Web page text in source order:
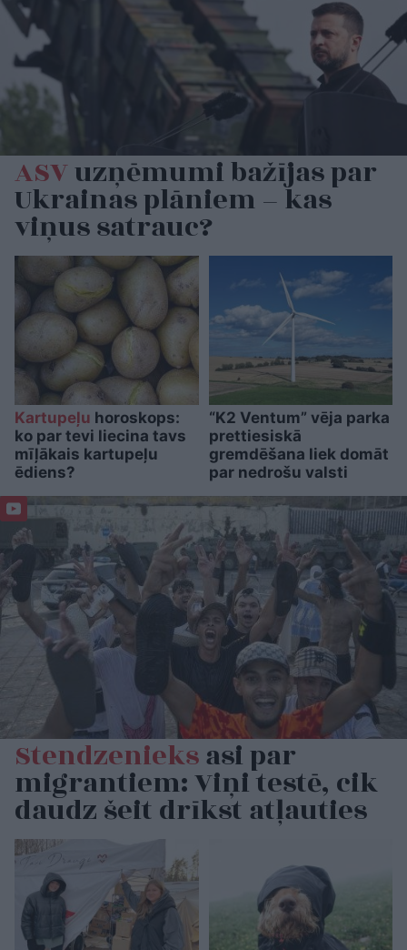
ASVuzņēmumi bažījas par
Ukrainas plāniem – kas
viņus satrauc?
Kartupeļu horoskops:
ko par tevi liecina tavs
mīļākais kartupeļu
ēdiens?
“K2 Ventum” vēja parka
prettiesiskā
gremdēšana liek domāt
par nedrošu valsti
Stendzenieksasi par
migrantiem: Viņi testē, cik
daudz šeit drīkst atļauties